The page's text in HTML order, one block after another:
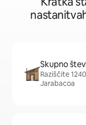
Skupno
Raziščite
Jarabacoa